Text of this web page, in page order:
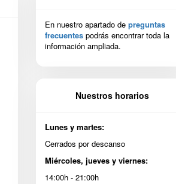
En nuestro apartado de preguntas
frecuentes podrás encontrar toda la
información ampliada.
Nuestros horarios
Lunes y martes:
Cerrados por descanso
Miércoles, jueves y viernes:
14:00h - 21:00h